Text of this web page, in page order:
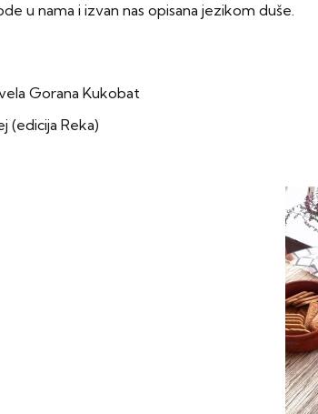
u nama i izvan nas opisana jezikom duše.
Gorana Kukobat
(edicija Reka)